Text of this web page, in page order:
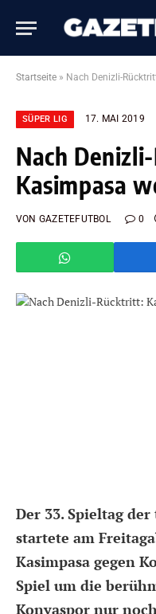
Startseite » Nach Denizli-
SÜPER LIG 17. MAI 2019
Nach
Kasimpasa
VON GAZETEFUTBOL 0
Der 33. Spieltag
startete am
Kasimpasa gegen
Spiel um die
Konyaspor nur